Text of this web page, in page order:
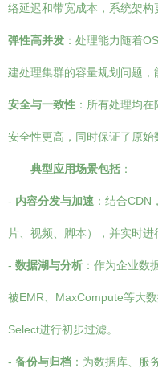
络延迟和带宽成本，系统架构
弹性高并发 ：处理能力随着
建处理集群的容量规划问题，
安全与一致性 ：所有处理均
安全性更高，同时保证了原始
典型应用场景包括 ：
- 内容分发与加速 ：结合
片、视频、脚本），并实时进
- 数据湖与分析 ：作为企业数
被EMR、MaxCompute等大
Select进行初步过滤。
- 备份与归档 ：为数据库、服